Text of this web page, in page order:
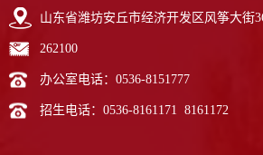
山东省潍坊安丘市经济开发区风筝大街
262100
办公室电话：0536-8151777
招生电话：0536-8161171 8161172